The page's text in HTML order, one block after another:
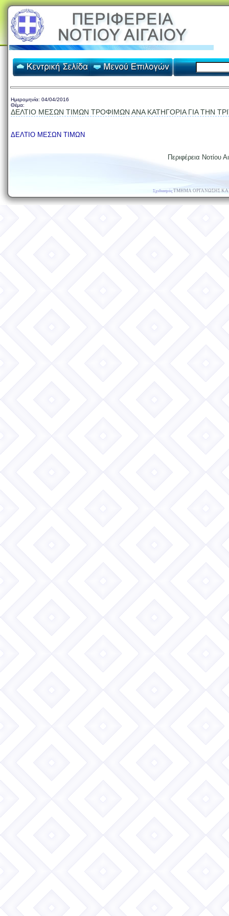
Ημερομηνία: 04/04/2016
Θέμα:
ΔΕΛΤΙΟ ΜΕΣΩΝ ΤΙΜΩΝ ΤΡΟΦΙΜΩΝ ΑΝΑ ΚΑΤΗΓΟΡΙΑ ΓΙΑ ΤΗΝ
ΔΕΛΤΙΟ ΜΕΣΩΝ ΤΙΜΩΝ
Περιφέρεια Νοτίου
ΣχεδιασμόςΤΜΗΜΑ ΟΡΓΑΝΩΣΗΣ